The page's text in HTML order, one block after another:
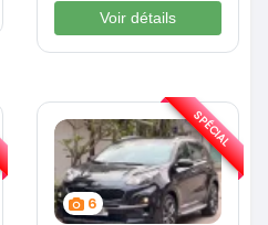
Voir détails
6
SPÉCIAL